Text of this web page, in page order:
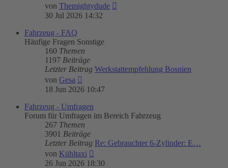
von Themightydude
30 Jul 2026 14:32
Fahrzeug - FAQ
Häufige Fragen Sonstige
160 Themen
1197 Beiträge
Letzter Beitrag Werkstattempfehlung Bosnien
von Gesa
Beitrag
18 Jun 2026 10:47
Fahrzeug - Umfragen
Forum für Umfragen im Bereich Fahrzeug
267 Themen
3901 Beiträge
Letzter Beitrag Re: Gebrauchter 6-Zylinder: E…
von Kühltaxi
Beitrag
26 Jun 2026 18:30